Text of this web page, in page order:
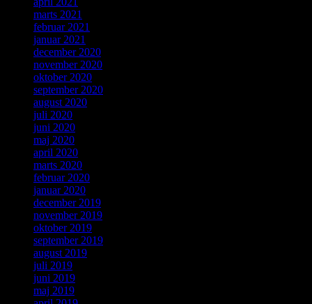
marts 2021
februar 2021
januar 2021
december 2020
november 2020
oktober 2020
september 2020
august 2020
juli 2020
juni 2020
maj 2020
april 2020
marts 2020
februar 2020
januar 2020
december 2019
november 2019
oktober 2019
september 2019
august 2019
juli 2019
juni 2019
maj 2019